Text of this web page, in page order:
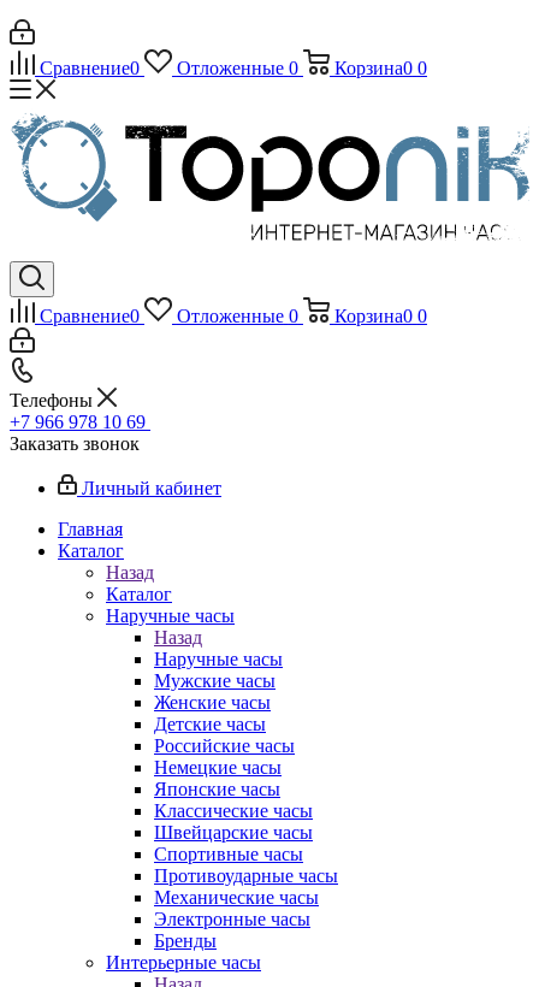
Сравнение0 Отложенные 0 Корзина0 0
Сравнение0 Отложенные 0 Корзина0 0
Телефоны
+7 966 978 10 69
Заказать звонок
Личный кабинет
Главная
Каталог
Назад
Каталог
Наручные часы
Назад
Наручные часы
Мужские часы
Женские часы
Детские часы
Российские часы
Немецкие часы
Японские часы
Классические часы
Швейцарские часы
Спортивные часы
Противоударные часы
Механические часы
Электронные часы
Бренды
Интерьерные часы